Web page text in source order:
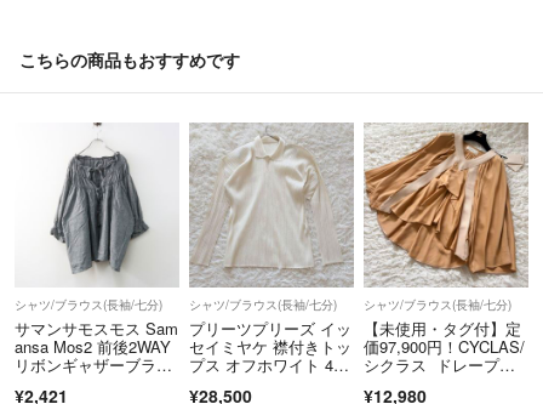
こちらの商品もおすすめです
シャツ/ブラウス(長袖/七分)
サマンサモスモス Sam
ansa Mos2 前後2WAY
リボンギャザーブラウ
¥2,421
シャツ/ブラウス(長袖/七分)
プリーツプリーズ イッ
セイミヤケ 襟付きトッ
プス オフホワイト 4サ
¥28,500
シャツ/ブラウス(長袖/七分)
【未使用・タグ付】定
価97,900円！CYCLAS/
シクラス ドレープカ
¥12,980